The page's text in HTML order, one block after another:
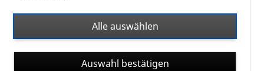
Ort. Nutzen Sie den Formatfilter, um ausschließlich
nach Flyern und Broschüren, Audios oder Videos zu
suchen. Die meisten Flyer und Broschüren werden in
verschiedenen Formaten angeboten: zur
Alle auswählen
Auswahl bestätigen